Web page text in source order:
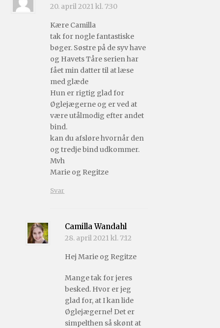
20. april 2021 kl. 7:30
Kære Camilla
tak for nogle fantastiske
bøger. Søstre på de syv have
og Havets Tåre serien har
fået min datter til at læse
med glæde
Hun er rigtig glad for
Øglejægerne og er ved at
være utålmodig efter andet
bind.
kan du afsløre hvornår den
og tredje bind udkommer.
Mvh
Marie og Regitze
Svar
Camilla Wandahl
28. april 2021 kl. 7:12
Hej Marie og Regitze
Mange tak for jeres
besked. Hvor er jeg
glad for, at I kan lide
Øglejægerne! Det er
simpelthen så skønt at